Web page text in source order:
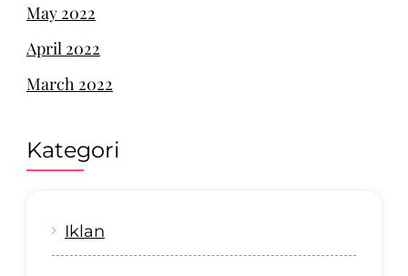
May 2022
April 2022
March 2022
Kategori
Iklan